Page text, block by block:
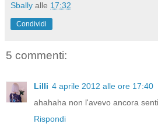
Sbally alle 17:32
Condividi
5 commenti:
Lilli 4 aprile 2012 alle ore 17:40
ahahaha non l'avevo ancora
Rispondi